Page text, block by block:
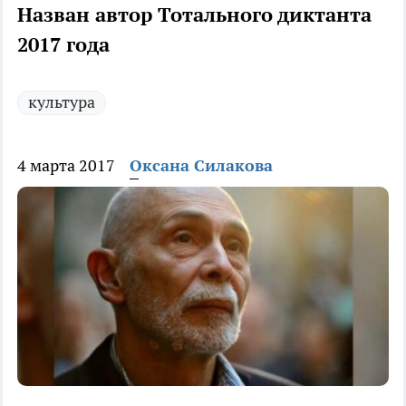
Назван автор Тотального диктанта
2017 года
культура
4 марта 2017 Оксана Силакова